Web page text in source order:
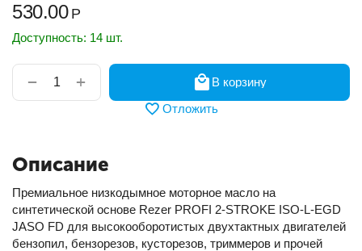
530.00 Р
Доступность: 14 шт.
+
−
В корзину
Отложить
Описание
Премиальное низкодымное моторное масло на
синтетической основе Rezer PROFI 2-STROKE ISO-L-EGD
JASO FD для высокооборотистых двухтактных двигателей
бензопил, бензорезов, кусторезов, триммеров и прочей